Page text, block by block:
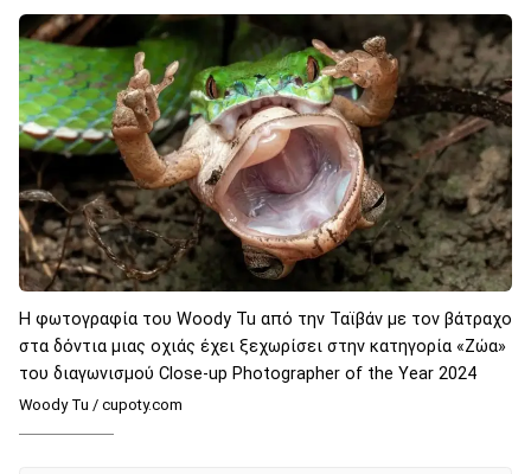
Η φωτογραφία του Woody Tu από την Ταϊβάν με τον βάτραχο
στα δόντια μιας οχιάς έχει ξεχωρίσει στην κατηγορία «Ζώα»
του διαγωνισμού Close-up Photographer of the Year 2024
Woody Tu / cupoty.com